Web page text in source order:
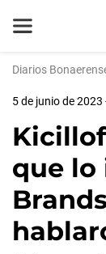
Diarios
5 de junio de 2023
que lo